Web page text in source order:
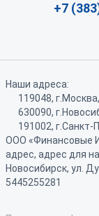
+7
Наши адреса:
119048, г.Москва,
630090,
191002, г.Санкт-
ООО «Финансовые
адрес, адрес для
Новосибирск, ул.
5445255281